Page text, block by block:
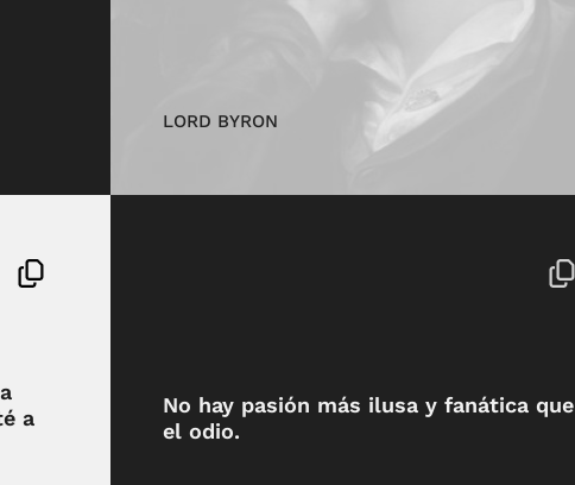
LORD BYRON
a
No hay pasión más ilusa y fanática que
el odio.